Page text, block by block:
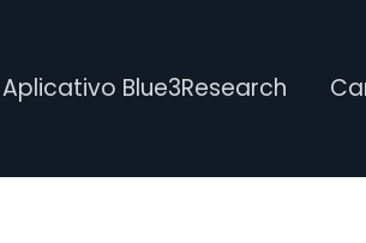
Aplicativo Blue3Research